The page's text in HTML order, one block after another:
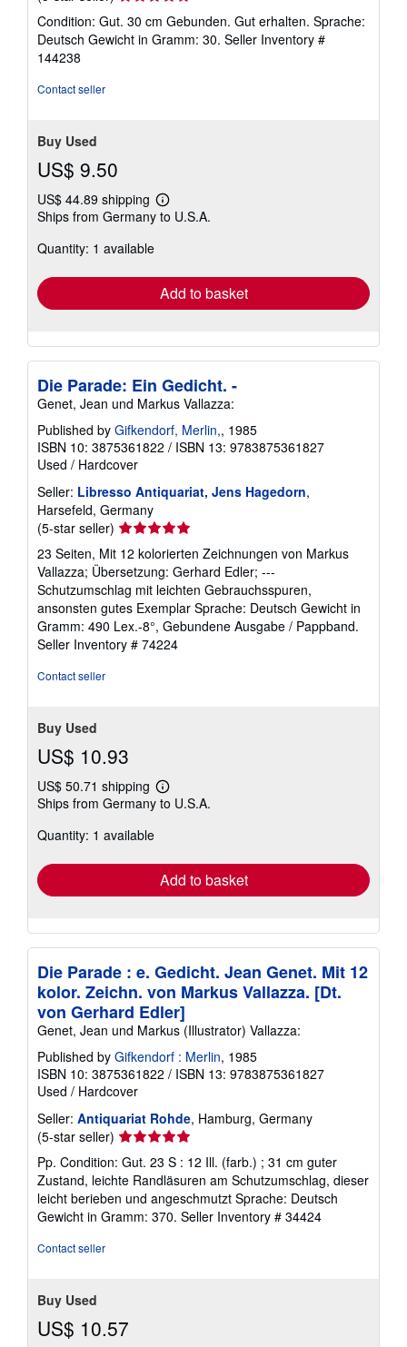
5
out
Condition: Gut. 30 cm Gebunden. Gut erhalten. Sprache:
Deutsch Gewicht in Gramm: 30. Seller Inventory #
144238
Contact seller
Buy Used
US$ 9.50
US$ 44.89 shipping
Learn
more
Ships from Germany to U.S.A.
Quantity: 1 available
Add to basket
Die Parade: Ein Gedicht. -
Genet, Jean und Markus Vallazza:
Published by Gifkendorf, Merlin,, 1985
ISBN 10: 3875361822 / ISBN 13: 9783875361827
Used / Hardcover
Seller: Libresso Antiquariat, Jens Hagedorn,
Harsefeld, Germany
(5-star seller) Seller
rating
5
out
of
5
stars
23 Seiten, Mit 12 kolorierten Zeichnungen von Markus
Vallazza; Übersetzung: Gerhard Edler; ---
Schutzumschlag mit leichten Gebrauchsspuren,
ansonsten gutes Exemplar Sprache: Deutsch Gewicht in
Gramm: 490 Lex.-8°, Gebundene Ausgabe / Pappband.
Seller Inventory # 74224
Contact seller
Buy Used
US$ 10.93
US$ 50.71 shipping
Learn
more
Ships from Germany to U.S.A.
Quantity: 1 available
Add to basket
Die Parade : e. Gedicht. Jean Genet. Mit 12
kolor. Zeichn. von Markus Vallazza. [Dt.
von Gerhard Edler]
Genet, Jean und Markus (Illustrator) Vallazza:
Published by Gifkendorf : Merlin, 1985
ISBN 10: 3875361822 / ISBN 13: 9783875361827
Used / Hardcover
Seller: Antiquariat Rohde, Hamburg, Germany
(5-star seller) Seller
rating
5
out
of
5
Pp. Condition: Gut. 23 S : 12 Ill. (farb.) ; 31 cm guter
Zustand, leichte Randläsuren am Schutzumschlag, dieser
leicht berieben und angeschmutzt Sprache: Deutsch
Gewicht in Gramm: 370. Seller Inventory # 34424
Contact seller
Buy Used
US$ 10.57